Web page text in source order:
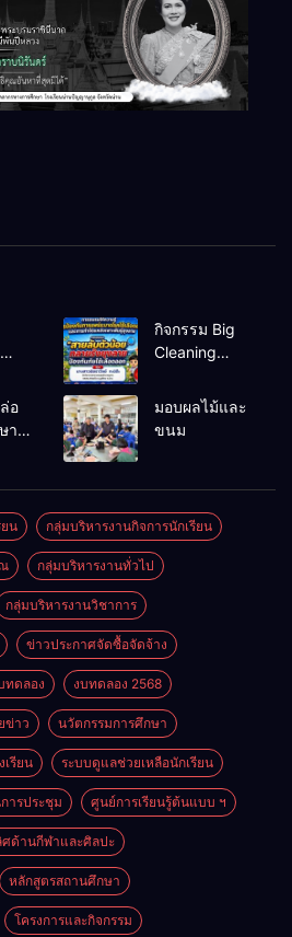
น
กิจกรรม Big
Cleaning
ป้องกันโรคไข้
อ
า
มอบผลไม้และ
ขนม
ยน กลุ่มบริหารงานกิจการนักเรียน
กลุ่มบริหารงานทั่วไป
กลุ่มบริหารงานวิชาการ
ข่าวประกาศจัดซื้อจัดจ้าง
ทดลอง งบทดลอง 2568
ข่าว นวัตกรรมการศึกษา
รียน ระบบดูแลช่วยเหลือนักเรียน
ารประชุม ศูนย์การเรียนรู้ต้นแบบ ฯ
ศด้านกีฬาและศิลปะ
หลักสูตรสถานศึกษา
โครงการและกิจกรรม